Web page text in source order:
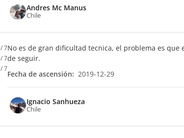
Andres Mc Manus
Chile
/ 7
/ 7
/ 7
No es de gran dificultad tecnica, el problema es que
de seguir.
Fecha de ascensión: 2019-12-29
Ignacio Sanhueza
Chile